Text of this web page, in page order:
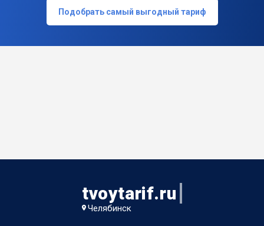
Подобрать самый выгодный тариф
tvoytarif.ru
Челябинск